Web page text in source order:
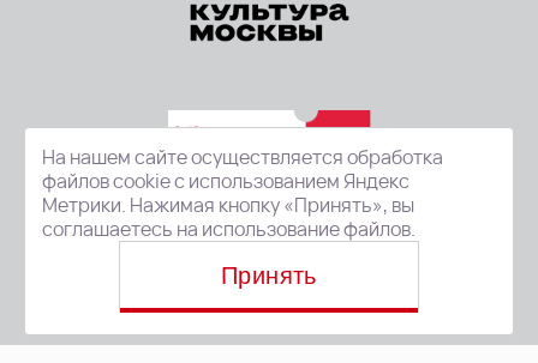
На нашем сайте осуществляется обработка
файлов cookie с использованием Яндекс
Метрики. Нажимая кнопку «Принять», вы
соглашаетесь на использование файлов.
Принять